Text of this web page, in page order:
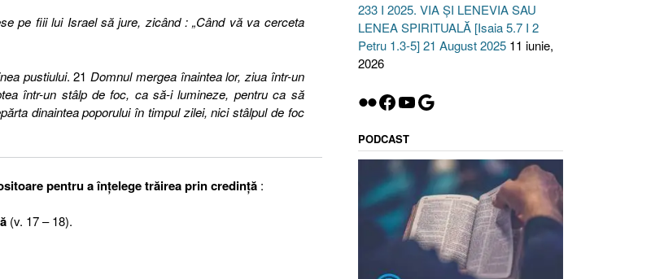
pe fiii lui Israel să jure, zicând : „Când vă va cerceta
pustiului. 21Domnul mergea înaintea lor, ziua într-un
într-un stâlp de foc, ca să-i lumineze, pentru ca să
dinaintea poporului în timpul zilei, nici stâlpul de foc
pentru a înţelege trăirea prin credinţă :
(v. 17 – 18).
233 I 2025. VIA ȘI LENEVIA SAU
LENEA SPIRITUALĂ [Isaia 5.7 I 2
Petru 1.3-5] 21 August 2025 11 iunie,
2026
Flickr
Facebook
YouTube
Google
PODCAST